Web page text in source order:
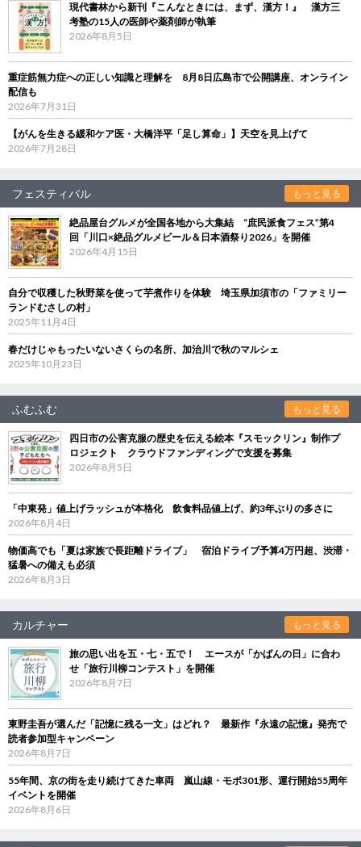
現代書林から新刊『こんなときには、まず、漢方！』 漢方三
考塾の15人の医師や薬剤師が執筆
2026年8月5日
重症筋無力症への正しい知識と理解を 8月8日広島市で公開講座、オンライン
配信も
2026年7月31日
【がんを生きる緩和ケア医・大橋洋平「足し算命」】天空を見上げて
2026年7月28日
フェスティバル もっと見る
絶品屋台グルメが全国各地から大集結 “庶民派食フェス”第4
回「川口×絶品グルメビール＆日本酒祭り2026」を開催
2026年4月15日
自分で収穫した秋野菜を使って芋煮作りを体験 埼玉県加須市の「ファミリー
ランドむさしの村」
2025年11月4日
春だけじゃもったいないさくらの名所、加治川で秋のマルシェ
2025年10月23日
ふむふむ もっと見る
四日市の公害克服の歴史を伝える絵本『スモックリン』制作プ
ロジェクト クラウドファンディングで支援を募集
2026年8月5日
「中東発」値上げラッシュが本格化 飲食料品値上げ、約3年ぶりの多さに
2026年8月4日
物価高でも「夏は家族で長距離ドライブ」 宿泊ドライブ予算4万円超、渋滞・
猛暑への備えも必須
2026年8月3日
カルチャー もっと見る
旅の思い出を五・七・五で！ エースが「かばんの日」に合わ
せ「旅行川柳コンテスト」を開催
2026年8月7日
東野圭吾が選んだ「記憶に残る一文」はどれ？ 最新作『永遠の記憶』発売で
読者参加型キャンペーン
2026年8月7日
55年間、京の街を走り続けてきた車両 嵐山線・モボ301形、運行開始55周年
イベントを開催
2026年8月6日